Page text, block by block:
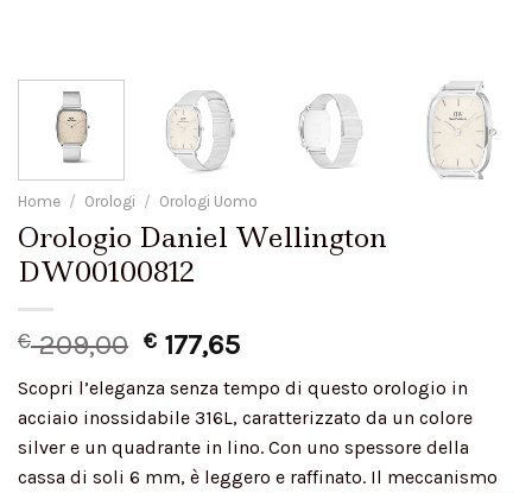
Home / Orologi / Orologi Uomo
Orologio Daniel Wellington
DW00100812
€209,00 € 177,65
Scopri l’eleganza senza tempo di questo orologio in
acciaio inossidabile 316L, caratterizzato da un colore
silver e un quadrante in lino. Con uno spessore della
cassa di soli 6 mm, è leggero e raffinato. Il meccanismo